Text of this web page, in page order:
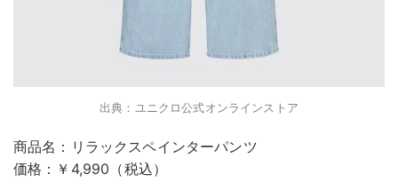
出典：ユニクロ公式オンラインストア
商品名：リラックスペインターパンツ
価格：￥4,990（税込）